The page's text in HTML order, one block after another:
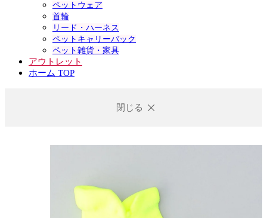
ペットウェア
首輪
リード・ハーネス
ペットキャリーバック
ペット雑貨・家具
アウトレット
ホーム TOP
閉じる